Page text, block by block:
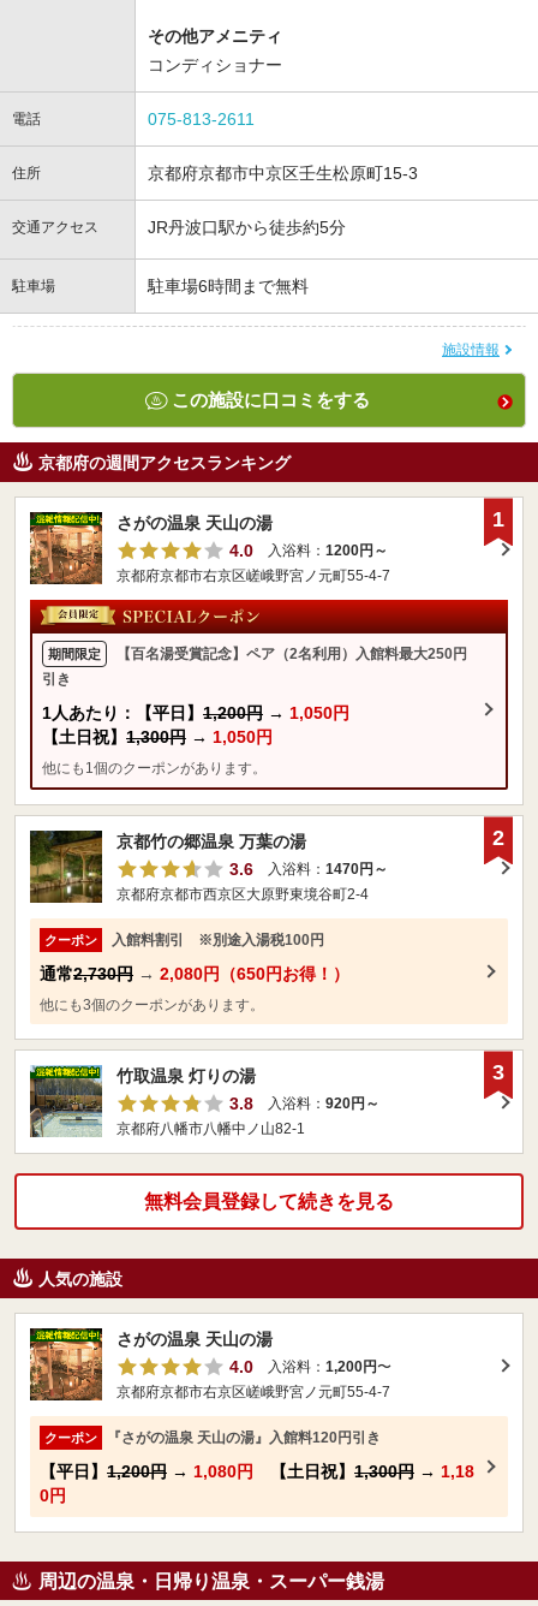
その他アメニティ
コンディショナー
電話 075-813-2611
住所 京都府京都市中京区壬生松原町15-3
交通アクセス JR丹波口駅から徒歩約5分
駐車場 駐車場6時間まで無料
施設情報
この施設に口コミをする
京都府の週間アクセスランキング
さがの温泉 天山の湯
4.0
入浴料： 1200円～
京都府京都市右京区嵯峨野宮ノ元町55-4-7
期間限定
【百名湯受賞記念】ペア（2名利用）入館料最大250円
引き
1人あたり：【平日】 1,200円 → 1,050円
【土日祝】 1,300円 → 1,050円
他にも1個のクーポンがあります。
1
京都竹の郷温泉 万葉の湯
3.6
入浴料： 1470円～
京都府京都市西京区大原野東境谷町2-4
クーポン 入館料割引 ※別途入湯税100円
通常2,730円 → 2,080円（650円お得！）
他にも3個のクーポンがあります。
2
竹取温泉 灯りの湯
3.8
入浴料： 920円～
京都府八幡市八幡中ノ山82-1
3
無料会員登録して続きを見る
人気の施設
さがの温泉 天山の湯
4.0
入浴料： 1,200円〜
京都府京都市右京区嵯峨野宮ノ元町55-4-7
クーポン 『さがの温泉 天山の湯』入館料120円引き
【平日】 1,200円 → 1,080円 【土日祝】 1,300円 → 1,18
0円
周辺の温泉・日帰り温泉・スーパー銭湯